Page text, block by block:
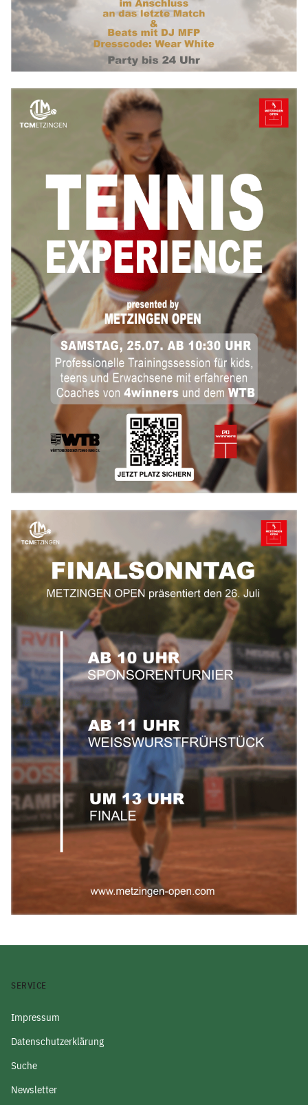
SERVICE
Impressum
Datenschutzerklärung
Suche
Newsletter